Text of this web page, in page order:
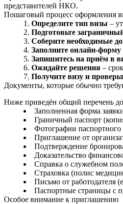
представителей НКО.
Пошаговый процесс оформления
Определите тип визы –
Подготовьте
Соберите необходимые
Заполните онлайн‑форму
Запишитесь на приём в
Ожидайте решения –
Получите визу и
Документы, которые обычно
Ниже приведён общий перечень
Заполненная форма
Граничный паспорт
Фотографии паспортного
Приглашение от
Подтверждение
Доказательство
Справка о служебном
Страховка (полис
Письмо от работодателя
Паспортные страницы с
Особое внимание к приглашению